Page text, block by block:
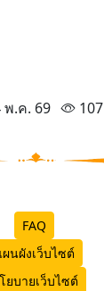
พ.ค. 69 107
FAQ
ผนผังเว็บไซต์
ยบายเว็บไซต์